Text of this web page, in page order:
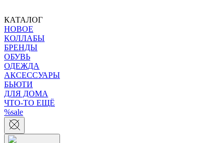
КАТАЛОГ
НОВОЕ
КОЛЛАБЫ
БРЕНДЫ
ОБУВЬ
ОДЕЖДА
АКСЕССУАРЫ
БЬЮТИ
ДЛЯ ДОМА
ЧТО-ТО ЕЩЁ
%sale